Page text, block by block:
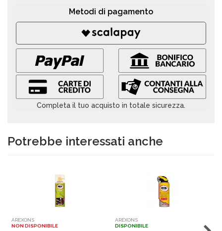
Metodi di pagamento
Completa il tuo acquisto in totale sicurezza.
Potrebbe interessati anche
AREXONS
NON DISPONIBILE
AREXONS
DISPONIBILE